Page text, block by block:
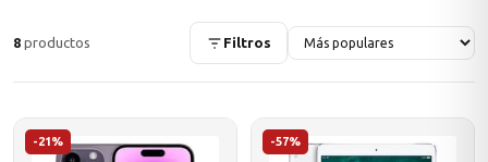
→
8 productos Filtros
-21% -57%